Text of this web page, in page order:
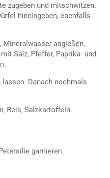
zugeben und mitschwitzen.
hineingeben, ebenfalls
Mineralwasser angießen,
Salz, Pfeffer, Paprika- und
Danach nochmals
Reis, Salzkartoffeln.
garnieren.